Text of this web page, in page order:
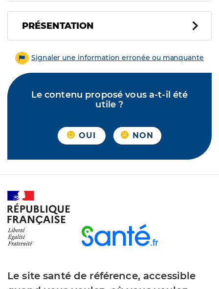
PRÉSENTATION
Signaler une information erronée ou manquante
Le contenu proposé vous a-t-il été
utile ?
OUI NON
Le site santé de référence, accessible